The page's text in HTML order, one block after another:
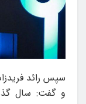
سپس رائد
و گفت: سال